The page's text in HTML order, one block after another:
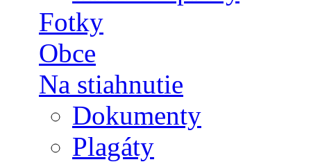
Fotky
Obce
Na stiahnutie
Dokumenty
Plagáty